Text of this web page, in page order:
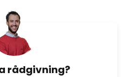
rådgivning?